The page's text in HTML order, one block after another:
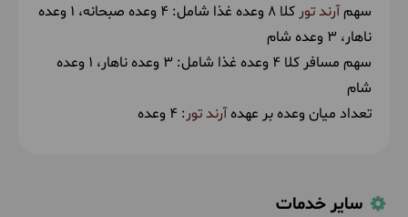
حدود 13 ساعت در وسیله نقلیه
صبحانه در رستوران توسط آرند تور ناهار در
سهمآرند تور کلا 8 وعده غذا شامل: 4 وعده صبحانه
1 وعده
ناهار 3 وعده شام
سهم مسافر کلا 4 وعده غذا شامل:
3 وعده ناهار
1 وعده
شام
تعداد میان وعده بر عهدهآرند تور: 4 وعده
سایر خدمات